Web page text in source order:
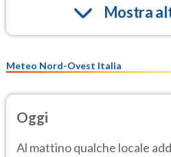
Mostra
Meteo Nord-Ovest Italia
Oggi
Al mattino qualche locale